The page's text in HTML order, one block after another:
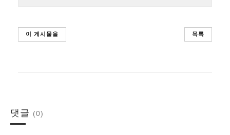
이 게시물을 목록
댓글 (0)